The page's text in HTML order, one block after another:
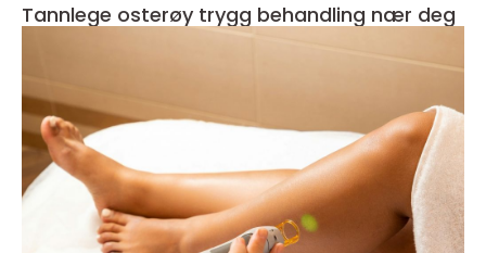
Tannlege osterøy trygg behandling nær deg